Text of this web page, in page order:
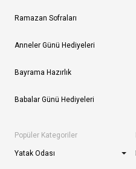
Ramazan Sofraları
Anneler Günü Hediyeleri
Bayrama Hazırlık
Babalar Günü Hediyeleri
Popüler Kategoriler
Yatak Odası